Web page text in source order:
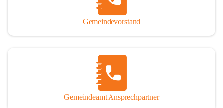
Gemeindevorstand
Gemeindeamt Ansprechpartner